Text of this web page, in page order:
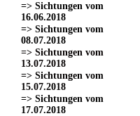
=> Sichtungen vom
16.06.2018
=> Sichtungen vom
08.07.2018
=> Sichtungen vom
13.07.2018
=> Sichtungen vom
15.07.2018
=> Sichtungen vom
17.07.2018